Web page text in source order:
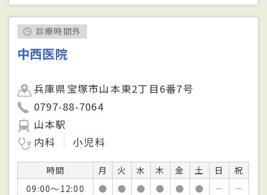
診療時間外
中西医院
兵庫県宝塚市山本東2丁目6番7号
0797-88-7064
山本駅
内科
小児科
時間 月 火 水 木 金 土 日
祝
09:00～12:00
● ● ● ● ● ● －
－